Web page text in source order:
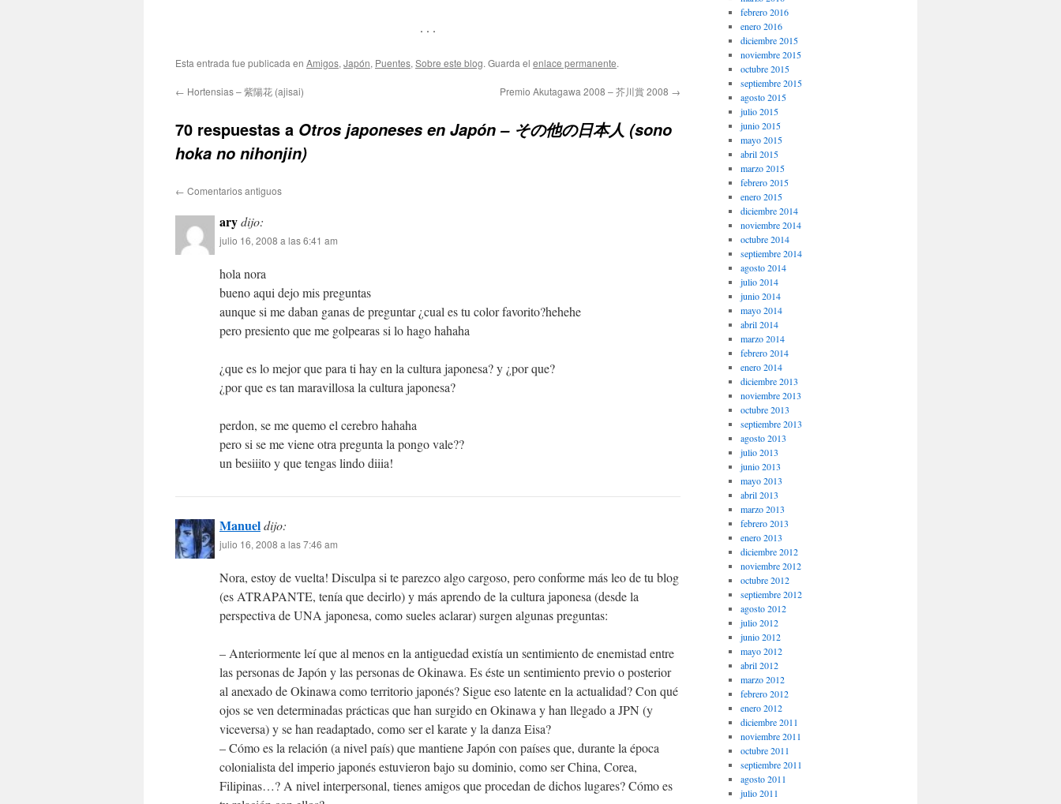
. . .
Esta entrada fue publicada en Amigos, Japón, Puentes, Sobre este blog. Guarda el enlace permanente.
← Hortensias – 紫陽花 (ajisai) Premio Akutagawa 2008 – 芥川賞 2008 →
70 respuestas a Otros japoneses en Japón – その他の日本人 (sono
hoka no nihonjin)
← Comentarios antiguos
arydijo:
julio 16, 2008 a las 6:41 am
hola nora
bueno aqui dejo mis preguntas
aunque si me daban ganas de preguntar ¿cual es tu color favorito?hehehe
pero presiento que me golpearas si lo hago hahaha
¿que es lo mejor que para ti hay en la cultura japonesa? y ¿por que?
¿por que es tan maravillosa la cultura japonesa?
perdon, se me quemo el cerebro hahaha
pero si se me viene otra pregunta la pongo vale??
un besiiito y que tengas lindo diiia!
Manueldijo:
julio 16, 2008 a las 7:46 am
Nora, estoy de vuelta! Disculpa si te parezco algo cargoso, pero conforme más leo de tu blog
(es ATRAPANTE, tenía que decirlo) y más aprendo de la cultura japonesa (desde la
perspectiva de UNA japonesa, como sueles aclarar) surgen algunas preguntas:
– Anteriormente leí que al menos en la antiguedad existía un sentimiento de enemistad entre
las personas de Japón y las personas de Okinawa. Es éste un sentimiento previo o posterior
al anexado de Okinawa como territorio japonés? Sigue eso latente en la actualidad? Con qué
ojos se ven determinadas prácticas que han surgido en Okinawa y han llegado a JPN (y
viceversa) y se han readaptado, como ser el karate y la danza Eisa?
– Cómo es la relación (a nivel país) que mantiene Japón con países que, durante la época
colonialista del imperio japonés estuvieron bajo su dominio, como ser China, Corea,
Filipinas…? A nivel interpersonal, tienes amigos que procedan de dichos lugares? Cómo es
febrero 2016
enero 2016
diciembre 2015
noviembre 2015
octubre 2015
septiembre 2015
agosto 2015
julio 2015
junio 2015
mayo 2015
abril 2015
marzo 2015
febrero 2015
enero 2015
diciembre 2014
noviembre 2014
octubre 2014
septiembre 2014
agosto 2014
julio 2014
junio 2014
mayo 2014
abril 2014
marzo 2014
febrero 2014
enero 2014
diciembre 2013
noviembre 2013
octubre 2013
septiembre 2013
agosto 2013
julio 2013
junio 2013
mayo 2013
abril 2013
marzo 2013
febrero 2013
enero 2013
diciembre 2012
noviembre 2012
octubre 2012
septiembre 2012
agosto 2012
julio 2012
junio 2012
mayo 2012
abril 2012
marzo 2012
febrero 2012
enero 2012
diciembre 2011
noviembre 2011
octubre 2011
septiembre 2011
agosto 2011
julio 2011